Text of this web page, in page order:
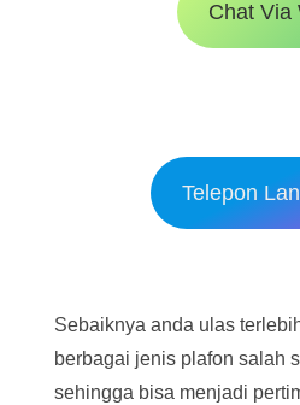
Chat Via
Telepon
Sebaiknya anda ulas
berbagai jenis plafon salah
sehingga bisa menjadi